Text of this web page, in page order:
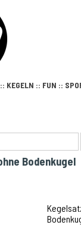
KEGELN :: FUN ::
Bodenkugel